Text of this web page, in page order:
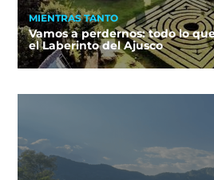
MIENTRAS TANTO
Vamos a perdernos: todo lo
el Laberinto del Ajusco